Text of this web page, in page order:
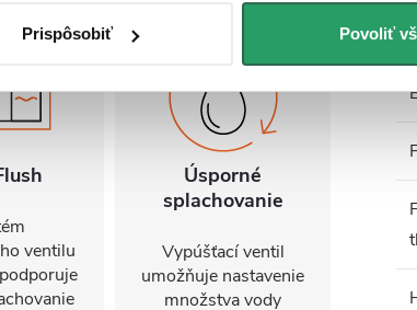
Prispôsobiť Povoliť
ventilu
Úsporné
splachovanie
Vypúšťací ventil
umožňuje nastavenie
množstva vody